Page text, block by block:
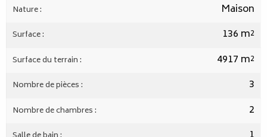
Nature : Maison
Surface : 136 m²
Surface du terrain : 4917 m²
Nombre de pièces : 3
Nombre de chambres : 2